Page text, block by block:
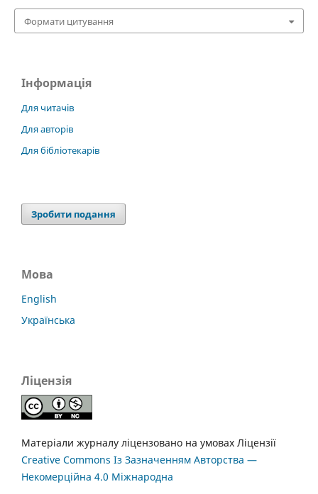
Формати цитування
Інформація
Для читачів
Для авторів
Для бібліотекарів
Зробити подання
Мова
English
Українська
Ліцензія
Матеріали журналу ліцензовано на умовах Ліцензії
Creative Commons Із Зазначенням Авторства —
Некомерційна 4.0 Міжнародна